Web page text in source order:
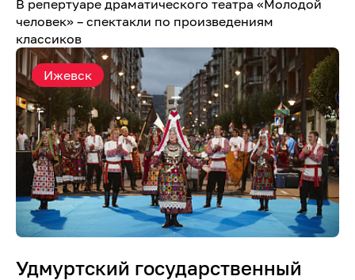
В репертуаре драматического театра «Молодой
человек» – спектакли по произведениям
классиков
Ижевск
Удмуртский государственный